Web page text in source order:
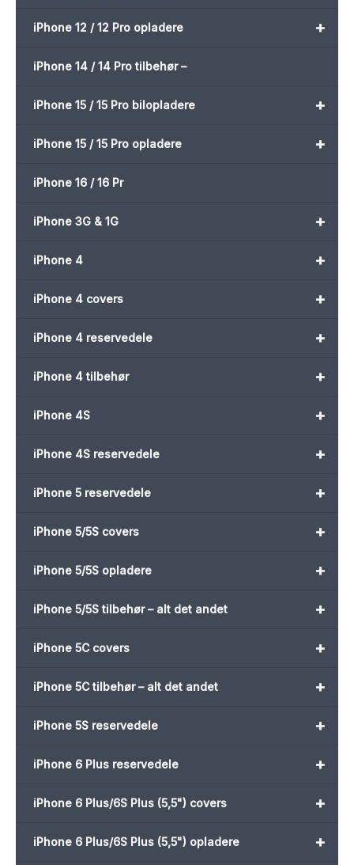
+
iPhone 12 / 12 Pro opladere
iPhone 14 / 14 Pro tilbehør –
+
iPhone 15 / 15 Pro bilopladere
+
iPhone 15 / 15 Pro opladere
iPhone 16 / 16 Pr
+
iPhone 3G & 1G
+
iPhone 4
+
iPhone 4 covers
+
iPhone 4 reservedele
+
iPhone 4 tilbehør
+
iPhone 4S
+
iPhone 4S reservedele
+
iPhone 5 reservedele
+
iPhone 5/5S covers
+
iPhone 5/5S opladere
+
iPhone 5/5S tilbehør – alt det andet
+
iPhone 5C covers
+
iPhone 5C tilbehør – alt det andet
+
iPhone 5S reservedele
+
iPhone 6 Plus reservedele
+
iPhone 6 Plus/6S Plus (5,5") covers
+
iPhone 6 Plus/6S Plus (5,5") opladere